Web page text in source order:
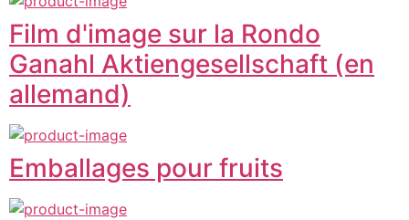
Film d'image sur la Rondo
Ganahl Aktiengesellschaft (en
allemand)
Emballages pour fruits